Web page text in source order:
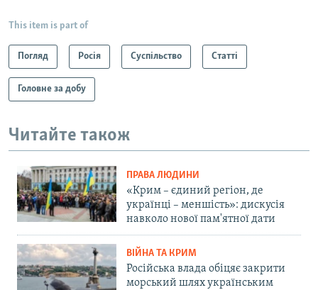
This item is part of
Погляд Росія Суспільство Статті
Головне за добу
Читайте також
ПРАВА ЛЮДИНИ
«Крим – єдиний регіон, де
українці – меншість»: дискусія
навколо нової пам'ятної дати
ВІЙНА ТА КРИМ
Російська влада обіцяє закрити
морський шлях українським